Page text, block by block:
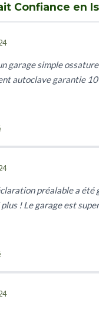
Confiance en
garage simple
autoclave garantie 10
préalable a été
! Le garage est